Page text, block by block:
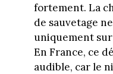
fortement. La
de sauvetage
uniquement
En France, ce
audible, car le